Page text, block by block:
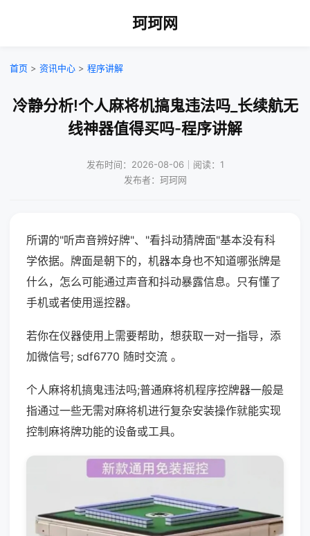
珂珂网
首页 > 资讯中心 > 程序讲解
冷静分析!个人麻将机搞鬼违法吗_长续航无
线神器值得买吗-程序讲解
发布时间：2026-08-06｜阅读：1
发布者：珂珂网
所谓的"听声音辨好牌"、"看抖动猜牌面"基本没有科
学依据。牌面是朝下的，机器本身也不知道哪张牌是
什么，怎么可能通过声音和抖动暴露信息。只有懂了
手机或者使用遥控器。
若你在仪器使用上需要帮助，想获取一对一指导，添
加微信号; sdf6770 随时交流 。
个人麻将机搞鬼违法吗;普通麻将机程序控牌器一般是
指通过一些无需对麻将机进行复杂安装操作就能实现
控制麻将牌功能的设备或工具。